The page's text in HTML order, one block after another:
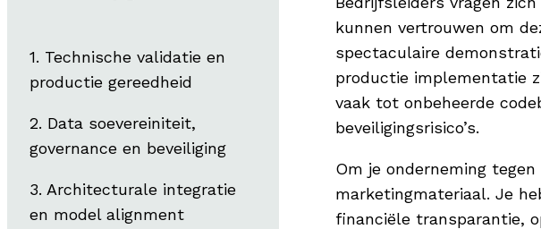
Technische validatie en
productie gereedheid
Data soevereiniteit,
governance en beveiliging
Architecturale integratie
en model alignment
kunnen vertrouwen om
spectaculaire
productie implementatie
vaak tot onbeheerde
beveiligingsrisico’s.
Om je onderneming
marketingmateriaal. Je
financiële transparantie,